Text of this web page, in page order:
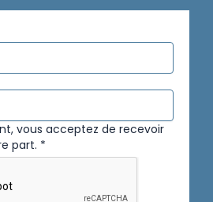
vous acceptez de recevoir
part. *